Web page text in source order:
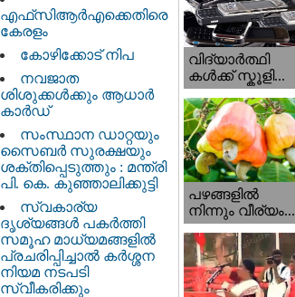
എഫ്‌സിആർഎക്കെതിരെ
കേരളം
കോഴിക്കോട് നിപ
നവജാത
ശിശുക്കള്‍ക്കും ആധാര്‍
കാര്‍ഡ്
സംസ്ഥാന ഡാറ്റയും
സൈബർ സുരക്ഷയും
ശക്തിപ്പെടുത്തും : മന്ത്രി
പി. കെ. കുഞ്ഞാലിക്കുട്ടി
സ്വകാര്യ
ദൃശ്യങ്ങള്‍ പകര്‍ത്തി
സമൂഹ മാധ്യമങ്ങളില്‍
പ്രചരിപ്പിച്ചാൽ കർശ്ശന
നിയമ നടപടി
സ്വീകരിക്കും
വിദ്യാർത്ഥി
കൾക്ക് സ്കൂളി...
പഴങ്ങളില്‍
നിന്നും വീര്യം...